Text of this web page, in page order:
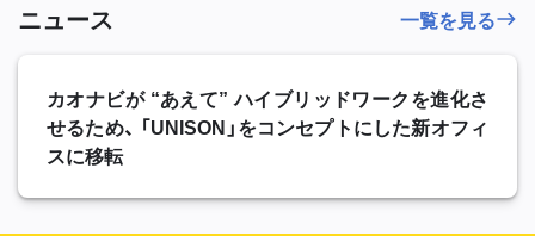
ニュース
カオナビが “あえて” ハイブリッドワークを進化さ
せるため、 「UNISON」をコンセプトにした新オフィ
スに移転
一覧を見る